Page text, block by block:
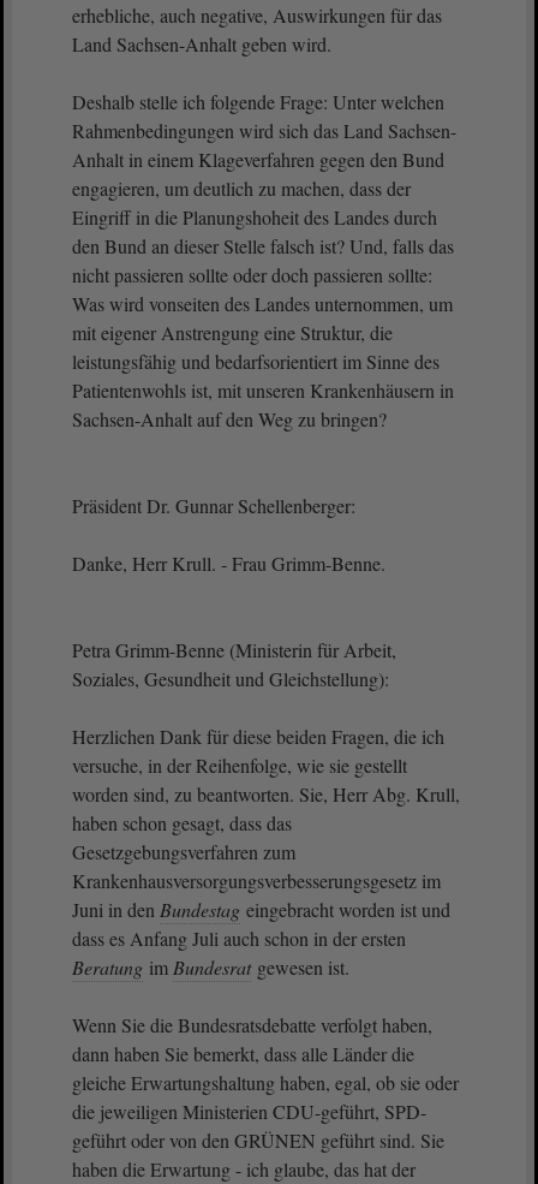
erhebliche, auch negative, Auswirkungen für das
Land Sachsen-Anhalt geben wird.
Deshalb stelle ich folgende Frage: Unter welchen
Rahmenbedingungen wird sich das Land Sachsen-
Anhalt in einem Klageverfahren gegen den Bund
engagieren, um deutlich zu machen, dass der
Eingriff in die Planungshoheit des Landes durch
den Bund an dieser Stelle falsch ist? Und, falls das
nicht passieren sollte oder doch passieren sollte:
Was wird vonseiten des Landes unternommen, um
mit eigener Anstrengung eine Struktur, die
leistungsfähig und bedarfsorientiert im Sinne des
Patientenwohls ist, mit unseren Krankenhäusern in
Sachsen-Anhalt auf den Weg zu bringen?
Präsident Dr. Gunnar Schellenberger:
Danke, Herr Krull. - Frau Grimm-Benne.
Petra Grimm-Benne (Ministerin für Arbeit,
Soziales, Gesundheit und Gleichstellung):
Herzlichen Dank für diese beiden Fragen, die ich
versuche, in der Reihenfolge, wie sie gestellt
worden sind, zu beantworten. Sie, Herr Abg. Krull,
haben schon gesagt, dass das
Gesetzgebungsverfahren zum
Krankenhausversorgungsverbesserungsgesetz im
Juni in den Bundestag eingebracht worden ist und
dass es Anfang Juli auch schon in der ersten
Beratung im Bundesrat gewesen ist.
Wenn Sie die Bundesratsdebatte verfolgt haben,
dann haben Sie bemerkt, dass alle Länder die
gleiche Erwartungshaltung haben, egal, ob sie oder
die jeweiligen Ministerien CDU-geführt, SPD-
geführt oder von den GRÜNEN geführt sind. Sie
haben die Erwartung - ich glaube, das hat der